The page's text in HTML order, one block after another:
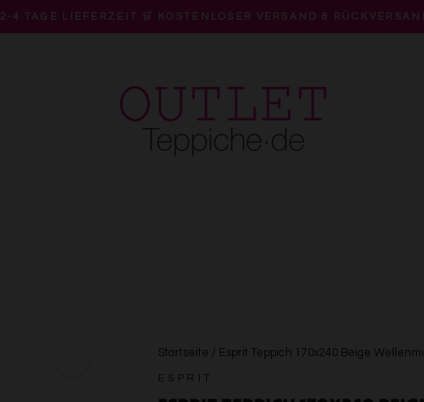
Pause
2-4 TAGE LIEFERZEIT 🛒 KOSTENLOSER VERSAND &
Startseite / Esprit Teppich 170x240 Beige
ESPRIT